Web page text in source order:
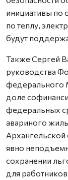
инициативы по
по теплу,
будут
Также Сергей
руководства
федерального
доле
федеральных
авариного
Архангельской
явно
сохранении
для